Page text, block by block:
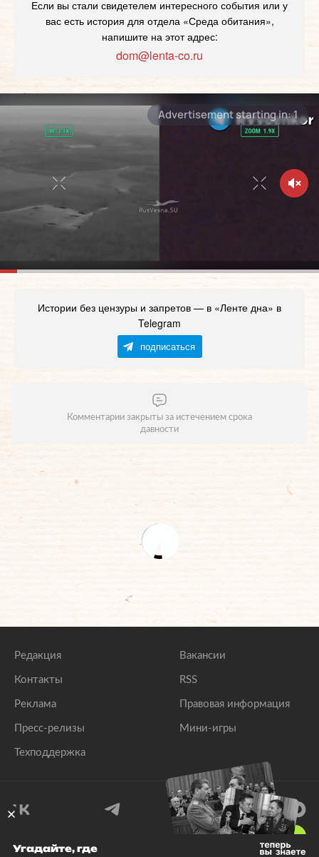
Если вы стали свидетелем интересного события или у
вас есть история для отдела «Среда обитания»,
напишите на этот адрес:
dom@lenta-co.ru
Истории без цензуры и запретов — в «Ленте дна» в
Telegram
подписаться
Комментарии закрыты за истечением срока
давности
Редакция
Контакты
Реклама
Пресс-релизы
Техподдержка
Вакансии
RSS
Правовая информация
Мини-игры
Угадайте, где